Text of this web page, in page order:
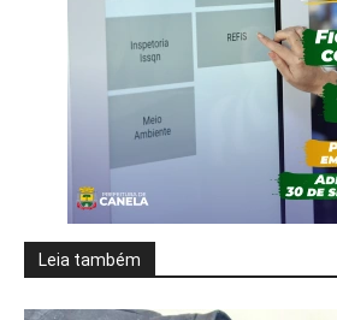
Leia também